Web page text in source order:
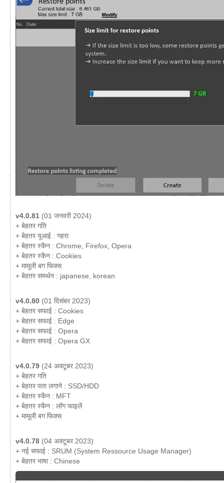
v4.0.81 (01 जनवरी 2024)
+ बेहतर गति
+ बेहतर यूआई : गहरा
+ बेहतर स्कैन : Chrome, Firefox, Opera
+ बेहतर स्कैन : Cookies
+ मामूली बग फिक्स
+ बेहतर समर्थन : japanese, korean
v4.0.80 (01 दिसंबर 2023)
+ बेहतर सफाई : Cookies
+ बेहतर सफाई : Edge
+ बेहतर सफाई : Opera
+ बेहतर सफाई : Opera GX
v4.0.79 (24 अक्टूबर 2023)
+ बेहतर गति
+ बेहतर पता लगाने : SSD/HDD
+ बेहतर स्कैन : MFT
+ बेहतर स्कैन : लॉग फाइलें
+ मामूली बग फिक्स
v4.0.78 (04 अक्टूबर 2023)
+ नई सफाई : SRUM (System Ressource Usage Manager)
+ बेहतर भाषा : Chinese